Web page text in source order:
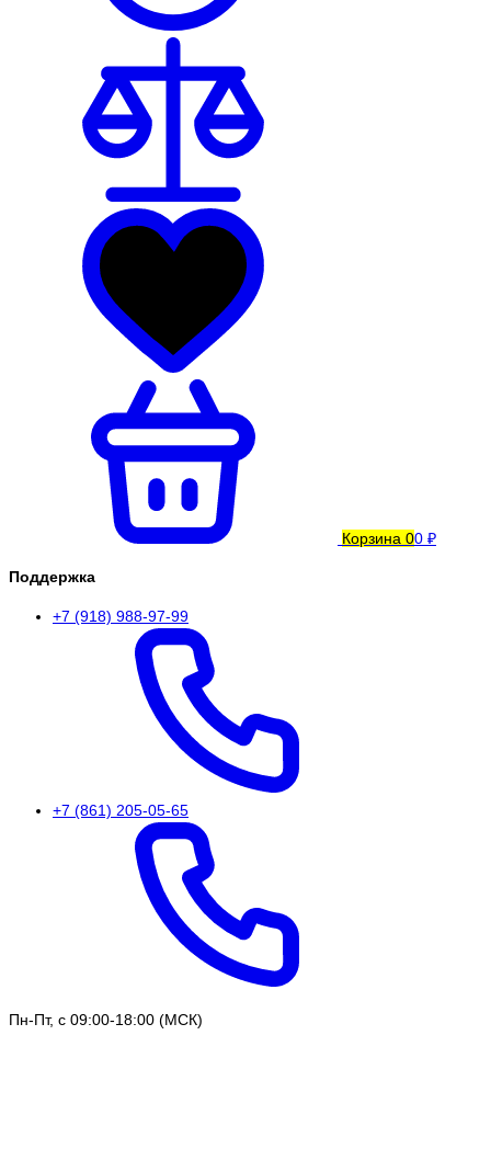
Корзина 00 ₽
Поддержка
+7 (918) 988-97-99
+7 (861) 205-05-65
Пн-Пт, с 09:00-18:00 (МСК)